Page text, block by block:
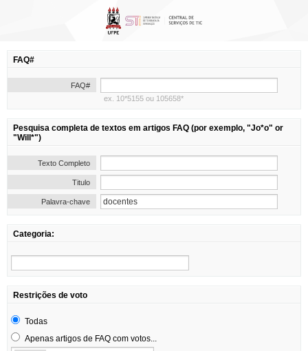
FAQ#
FAQ#
ex. 10*5155 ou 105658*
Pesquisa completa de textos em artigos FAQ (por exemplo, "Jo*o" or
"Will*")
Texto Completo
Titulo
Palavra-chave
Categoria:
Restrições de voto
Todas
Apenas artigos de FAQ com votos...